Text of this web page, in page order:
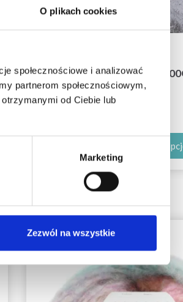
O plikach cookies
społecznościowe i analizować
partnerom społecznościowym,
od Ciebie lub
Marketing
Zezwól na wszystkie
JÄRBO RAGGI
38,05 zł
Zobacz wszystkie